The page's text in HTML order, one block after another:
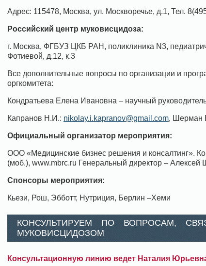
Адрес: 115478, Москва, ул. Москворечье, д.1, Тел.
Российский центр муковисцидоза:
г. Москва, ФГБУЗ ЦКБ РАН, поликлиника N3,
Фотиевой, д.12, к.3
Все дополнительные вопросы по организации и
оргкомитета:
Кондратьева Елена Ивановна – научный
Капранов Н.И.: nikolay.i.kapranov@gmail.com, Шерман
Официальный организатор мероприятия:
ООО «Медицинские бизнес решения и консалтинг».
(моб.), www.mbrc.ru Генеральный директор – Алексей
Спонсоры мероприятия:
Кьези, Рош, Эбботт, Нутриция, Берлин –Хеми
КОНСУЛЬТИРУЕМ ПО ВОПРОСАМ,
МУКОВИСЦИДОЗОМ
Консультационную линию ведет Наталия